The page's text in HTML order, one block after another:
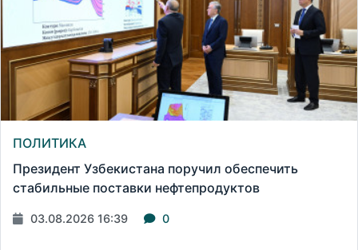
ПОЛИТИКА
Президент Узбекистана поручил обеспечить
стабильные поставки нефтепродуктов
03.08.2026 16:39 0